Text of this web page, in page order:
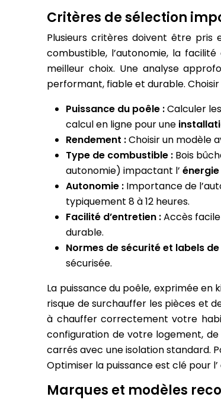
Critères de sélection
Plusieurs critères doivent être
combustible, l’autonomie, la
meilleur choix. Une analyse
performant, fiable et durable.
Puissance du poêle :Calculer
calcul en ligne pour une
Rendement :Choisir un modèle
Type de combustible : Bois
autonomie) impactant l’
Autonomie : Importance de
typiquement 8 à 12 heures.
Facilité d’entretien :Accès
durable.
Normes de sécurité et labels
sécurisée.
La puissance du poêle, exprimée
risque de surchauffer les pièces et
à chauffer correctement votre
configuration de votre logement,
carrés avec une isolation standard.
Optimiser la puissance est clé pour l’
Marques et modèles